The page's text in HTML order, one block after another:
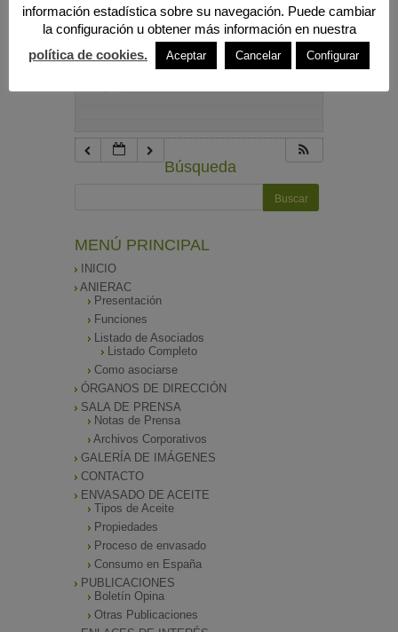
10:00 pm
Búsqueda
MENÚ PRINCIPAL
INICIO
ANIERAC
Presentación
Funciones
Listado de Asociados
Listado Completo
Como asociarse
ÓRGANOS DE DIRECCIÓN
SALA DE PRENSA
Notas de Prensa
Archivos Corporativos
GALERÍA DE IMÁGENES
CONTACTO
ENVASADO DE ACEITE
Tipos de Aceite
Propiedades
Proceso de envasado
Consumo en España
PUBLICACIONES
Boletín Opina
Otras Publicaciones
información estadística sobre su navegación. Puede cambiar
la configuración u obtener más información en nuestra
política de cookies.
Aceptar Cancelar Configurar